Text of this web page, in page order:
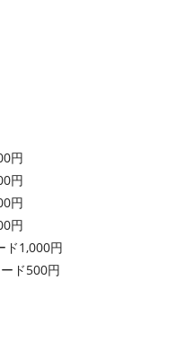
円
円
円
円
ド1,000円
ド500円